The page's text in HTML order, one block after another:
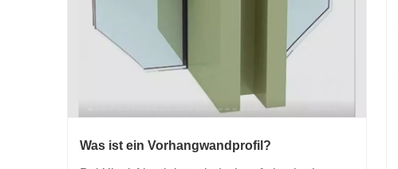
Was ist ein Vorhangwandprofil?